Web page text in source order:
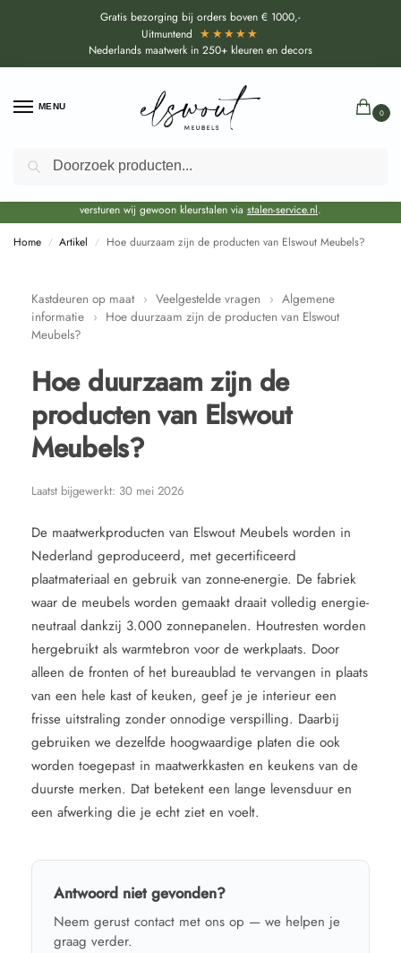
Gratis bezorging bij orders boven € 1000,-
Uitmuntend ★★★★★
Nederlands maatwerk in 250+ kleuren en decors
MENU
0
Door de bouwvakperiode geldt voor alle collecties momenteel een EXTRA
levertijd van circa 3-4 weken bovenop de reguliere levertijd.
versturen wij gewoon kleurstalen via stalen-service.nl.
Home / Artikel / Hoe duurzaam zijn de producten van Elswout Meubels?
Kastdeuren op maat › Veelgestelde vragen › Algemene
informatie › Hoe duurzaam zijn de producten van Elswout
Meubels?
Hoe duurzaam zijn de
producten van Elswout
Meubels?
Laatst bijgewerkt: 30 mei 2026
De maatwerkproducten van Elswout Meubels worden in
Nederland geproduceerd, met gecertificeerd
plaatmateriaal en gebruik van zonne-energie. De fabriek
waar de meubels worden gemaakt draait volledig energie-
neutraal dankzij 3.000 zonnepanelen. Houtresten worden
hergebruikt als warmtebron voor de werkplaats. Door
alleen de fronten of het bureaublad te vervangen in plaats
van een hele kast of keuken, geef je je interieur een
frisse uitstraling zonder onnodige verspilling. Daarbij
gebruiken we dezelfde hoogwaardige platen die ook
worden toegepast in maatwerkkasten en keukens van de
duurste merken. Dat betekent een lange levensduur en
een afwerking die je echt ziet en voelt.
Antwoord niet gevonden?
Neem gerust contact met ons op — we helpen je
graag verder.